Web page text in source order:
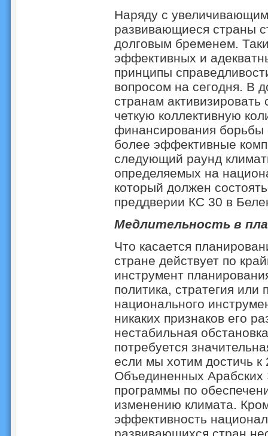
Наряду с
развивающиеся страны
долговым бременем.
эффективных и
принципы
вопросом на сегодня. В
странам
четкую коллективную
финансирования борьбы
более эффективные
следующий раунд
определяемых на
который должен
преддверии КС 30 в
Медлительность в
Что касается
стране действует по
инструмент
политика, стратегия
национального
никаких признаков его
нестабильная
потребуется
если мы хотим достичь к
Объединенных
программы по
изменению климата.
эффективность